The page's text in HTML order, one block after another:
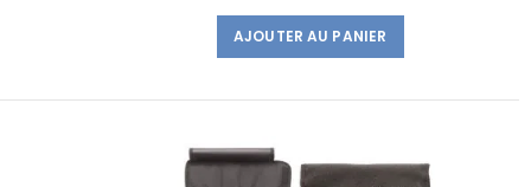
AJOUTER AU PANIER